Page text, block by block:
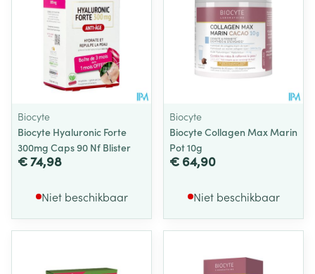
Biocyte
Biocyte Hyaluronic Forte
300mg Caps 90 Nf Blister
€ 74,98
Niet beschikbaar
Biocyte
Biocyte Collagen Max Marin
Pot 10g
€ 64,90
Niet beschikbaar